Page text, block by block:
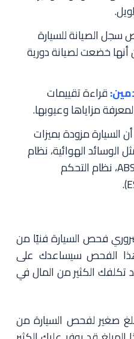
الصيانة للسيارة
أنها خضعت لصيانة دورية
قراءة تقييمات
مزاياها وعيوبها.
السيارة مزودة بميزات
الوسائد الهوائية، نظام
منع انغلاق المكابح ABS، نظام التحكم
فحص السيارة فنيًا من
الفحص سيساعدك على
الكثير من المال في
صغير لفحص السيارة من